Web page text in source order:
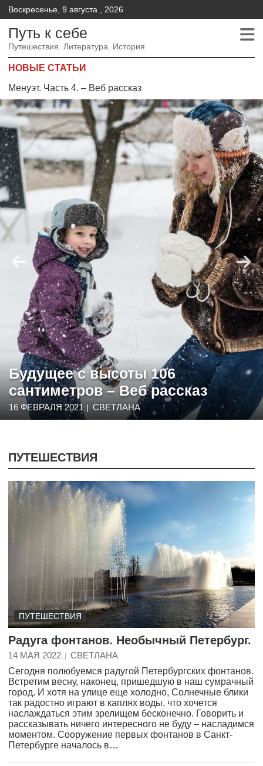
Воскресенье, 9 августа , 2026
Путь к себе
Путешествия. Литература. История
НОВЫЕ СТАТЬИ
Менуэт. Часть 4. – Веб рассказ
Менуэт. Часть 3. Веб рассказ
Менуэт.Часть 2 – Веб рассказ
Будущее с высоты 106
сантиметров – Веб рассказ
16 ФЕВРАЛЯ 2021 СВЕТЛАНА
ПУТЕШЕСТВИЯ
ПУТЕШЕСТВИЯ
Радуга фонтанов. Необычный Петербург.
14 МАЯ 2022
СВЕТЛАНА
Сегодня полюбуемся радугой Петербургских фонтанов.
Встретим весну, наконец, пришедшую в наш сумрачный
город. И хотя на улице еще холодно, Солнечные блики
так радостно играют в каплях воды, что хочется
наслаждаться этим зрелищем бесконечно. Говорить и
рассказывать ничего интересного не буду – насладимся
моментом. Сооружение первых фонтанов в Санкт-
Петербурге началось в…